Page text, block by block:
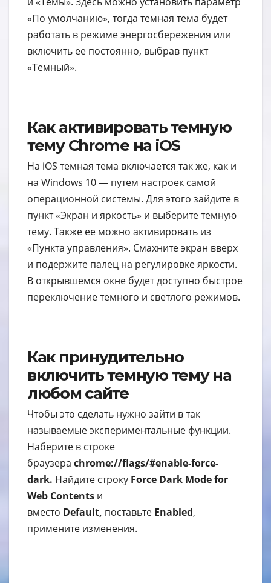
«По умолчанию», тогда темная тема будет
работать в режиме энергосбережения или
включить ее постоянно, выбрав пункт
«Темный».
Как активировать темную
тему Chrome на iOS
На iOS темная тема включается так же, как и
на Windows 10 — путем настроек самой
операционной системы. Для этого зайдите в
пункт «Экран и яркость» и выберите темную
тему. Также ее можно активировать из
«Пункта управления». Смахните экран вверх
и подержите палец на регулировке яркости.
В открывшемся окне будет доступно быстрое
переключение темного и светлого режимов.
Как принудительно
включить темную тему на
любом сайте
Чтобы это сделать нужно зайти в так
называемые экспериментальные функции.
Наберите в строке
браузера chrome://flags/#enable-force-
dark. Найдите строку Force Dark Mode for
Web Contents и
вместо Default, поставьте Enabled,
примените изменения.